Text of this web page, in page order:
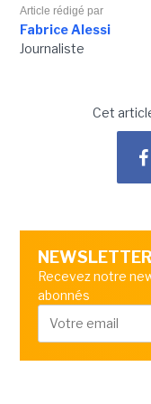
Article rédigé par
Fabrice Alessi
Journaliste
Cet
NEWSLETTER
Recevez notre
abonnés